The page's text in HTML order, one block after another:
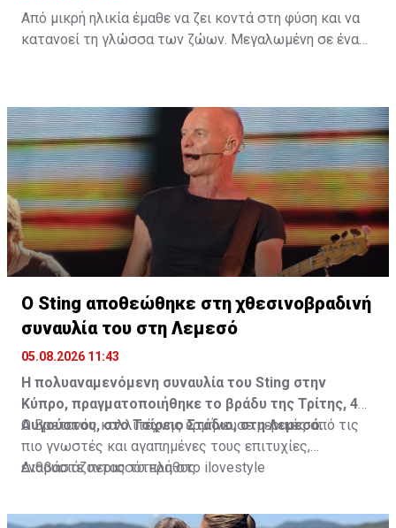
Από μικρή ηλικία έμαθε να ζει κοντά στη φύση και να
κατανοεί τη γλώσσα των ζώων. Μεγαλωμένη σε ένα
ένας δεσμός που εξελίχθηκε σε τρόπο ζωής. Μια
ταινία, ένα παιδικό όνειρο και μια βαθιά εσωτερική
ανάγκη για ελευθερία ήταν αρκετά για να γεννηθεί μια
σχέση που θα τη σημάδευε για πάντα.
Διαβάστε περισσότερα στο madamefigaro.cy
Ο Sting αποθεώθηκε στη χθεσινοβραδινή
συναυλία του στη Λεμεσό
05.08.2026 11:43
Η πολυαναμενόμενη συναυλία του Sting στην
Κύπρο, πραγματοποιήθηκε το βράδυ της Τρίτης, 4
Αυγούστου, στο Τσίρειο Στάδιο, στη Λεμεσό.
Ο Βρετανός καλλιτέχνης ερμήνευσε μερικές από τις
πιο γνωστές και αγαπημένες τους επιτυχίες,
ενθουσιάζοντας το πλήθος.
Διαβάστε περισσότερα στο ilovestyle